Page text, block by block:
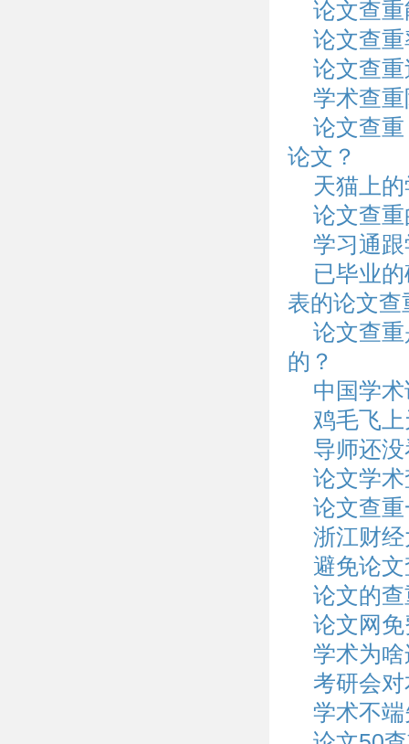
论文查
论文查
论文查
学术查
论文查
论文？
天猫上
论文查
学习通
已毕业
表的论文查
论文查
的？
中国学
鸡毛飞
导师还
论文学
论文查
浙江财
避免论
论文的
论文网
学术为
考研会
学术不